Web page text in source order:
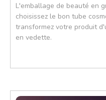
L'emballage de beauté en
choisissez le bon tube
transformez votre produit
en vedette.